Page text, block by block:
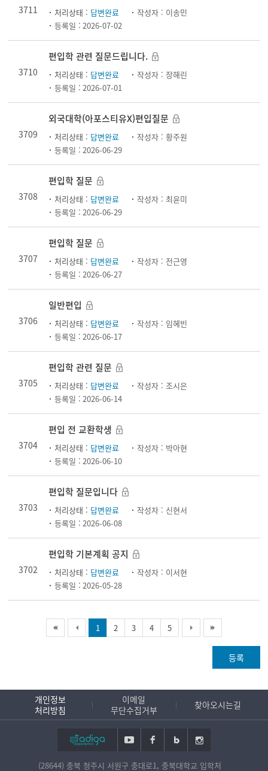
3711 처리상태 : 답변완료 작성자 : 이송민
등록일 : 2026-07-02
3710
편입학 관련 질문드립니다.
처리상태 : 답변완료 작성자 : 장해린
등록일 : 2026-07-01
3709
외국대학(아포스티유X)편입질문
처리상태 : 답변완료 작성자 : 황주원
등록일 : 2026-06-29
3708
편입학 질문
처리상태 : 답변완료 작성자 : 최윤미
등록일 : 2026-06-29
3707
편입학 질문
처리상태 : 답변완료 작성자 : 전근영
등록일 : 2026-06-27
3706
일반편입
처리상태 : 답변완료 작성자 : 임혜빈
등록일 : 2026-06-17
3705
편입학 관련 질문
처리상태 : 답변완료 작성자 : 조시은
등록일 : 2026-06-14
3704
편입 전 교환학생
처리상태 : 답변완료 작성자 : 박아현
등록일 : 2026-06-10
3703
편입학 질문입니다
처리상태 : 답변완료 작성자 : 신현서
등록일 : 2026-06-08
3702
편입학 기본계획 공지
처리상태 : 답변완료 작성자 : 이서현
등록일 : 2026-05-28
1 2 3 4 5
등록
개인정보
처리방침
이메일
무단수집거부
찾아오시는길
(28644) 충북 청주시 서원구 충대로1, 충북대학교 입학처